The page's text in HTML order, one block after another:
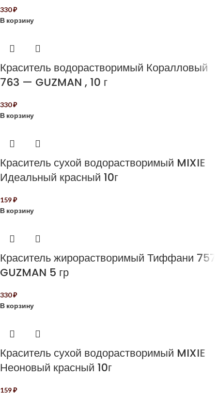
330₽
В корзину
Краситель водорастворимый Коралловый
763 — GUZMAN , 10 г
330₽
В корзину
Краситель сухой водорастворимый MIXIE
Идеальный красный 10г
159₽
В корзину
Краситель жирорастворимый Тиффани 757
GUZMAN 5 гр
330₽
В корзину
Краситель сухой водорастворимый MIXIE
Неоновый красный 10г
159₽